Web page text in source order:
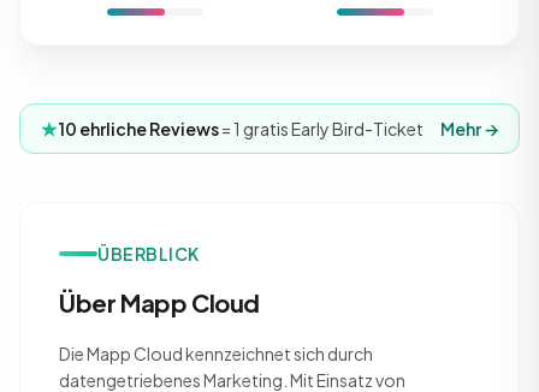
10 ehrliche Reviews= 1 gratis Early Bird-Ticket Mehr →
ÜBERBLICK
Über Mapp Cloud
Die Mapp Cloud kennzeichnet sich durch
datengetriebenes Marketing. Mit Einsatz von